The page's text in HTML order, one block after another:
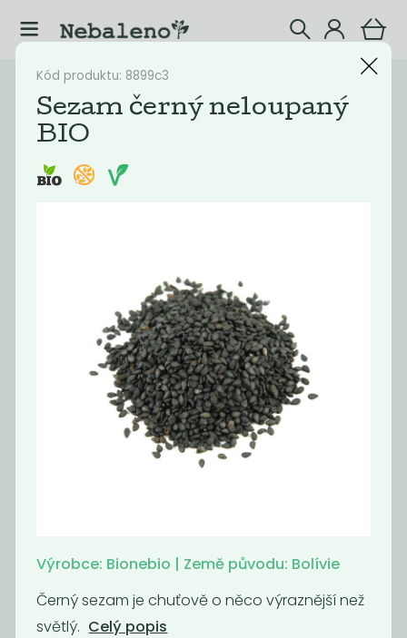
Katalog Potraviny
Filtrovat produkty
Lněné semínko
Lněné semínko
Kód produktu: 8899c3
Sezam černý neloupaný
BIO
Výrobce: Bionebio | Země původu: Bolívie
Černý sezam je chuťově o něco výraznější než
světlý. Celý popis